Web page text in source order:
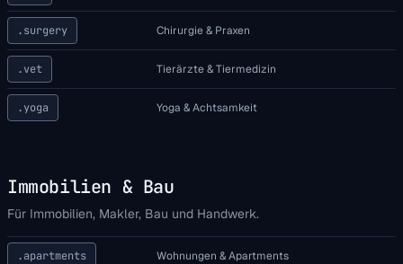
.surgery Chirurgie & Praxen
.vet Tierärzte & Tiermedizin
.yoga Yoga & Achtsamkeit
Immobilien & Bau
Für Immobilien, Makler, Bau und Handwerk.
.apartments Wohnungen & Apartments